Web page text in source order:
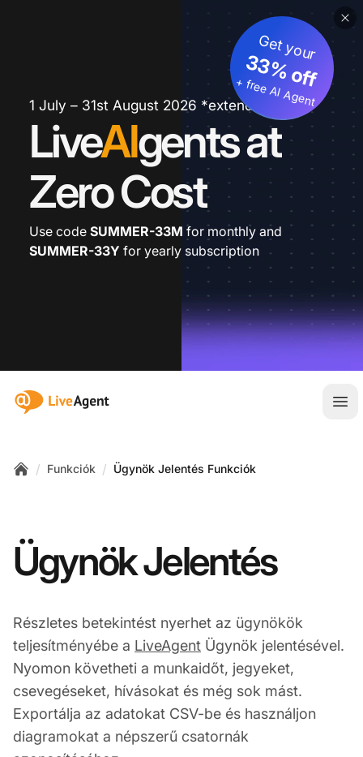
1 July – 31st August 2026 *extended
LiveAIgents at
Zero Cost
Get your
33% off
+ free AI Agent
Use code SUMMER-33M for monthly and
SUMMER-33Y for yearly subscription
:site.title
/ Funkciók / Ügynök Jelentés Funkciók
Ügynök Jelentés
Részletes betekintést nyerhet az ügynökök
teljesítményébe a LiveAgent Ügynök jelentésével.
Nyomon követheti a munkaidőt, jegyeket,
csevegéseket, hívásokat és még sok mást.
Exportálja az adatokat CSV-be és használjon
diagramokat a népszerű csatornák